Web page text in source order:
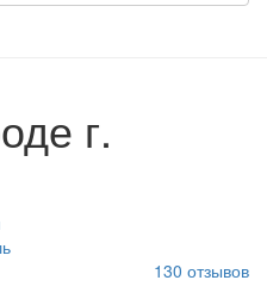
г.
130 отзывов